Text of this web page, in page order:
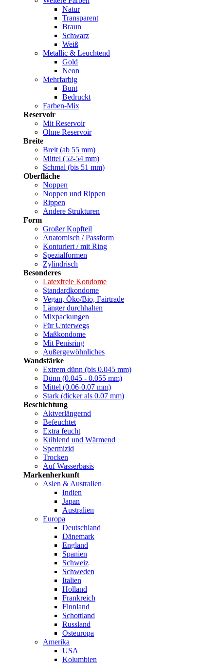
Natur
Transparent
Braun
Schwarz
Weiß
Metallic & Leuchtend
Gold
Neon
Mehrfarbig
Bunt
Bedruckt
Farben-Mix
Reservoir
Mit Reservoir
Ohne Reservoir
Breite
Breit (ab 55 mm)
Mittel (52-54 mm)
Schmal (bis 51 mm)
Oberfläche
Noppen
Noppen und Rippen
Rippen
Andere Strukturen
Form
Großer Kopfteil
Anatomisch / Passform
Konturiert / mit Ring
Spezialformen
Zylindrisch
Besonderes
Latexfreie Kondome
Standardkondome
Vegan, Öko/Bio, Fairtrade
Länger durchhalten
Mixpackungen
Für Unterwegs
Maßkondome
Mit Penisring
Außergewöhnliches
Wandstärke
Extrem dünn (bis 0.045 mm)
Dünn (0.045 - 0.055 mm)
Mittel (0.06-0.07 mm)
Stark (dicker als 0.07 mm)
Beschichtung
Aktverlängernd
Befeuchtet
Extra feucht
Kühlend und Wärmend
Spermizid
Trocken
Auf Wasserbasis
Markenherkunft
Asien & Australien
Indien
Japan
Australien
Europa
Deutschland
Dänemark
England
Spanien
Schweiz
Schweden
Italien
Holland
Frankreich
Finnland
Schottland
Russland
Osteuropa
Amerika
USA
Kolumbien